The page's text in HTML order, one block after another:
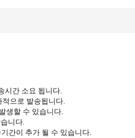
시간 소요 됩니다.
적으로 발송됩니다.
생할 수 있습니다.
니다.
간이 추가 될 수 있습니다.